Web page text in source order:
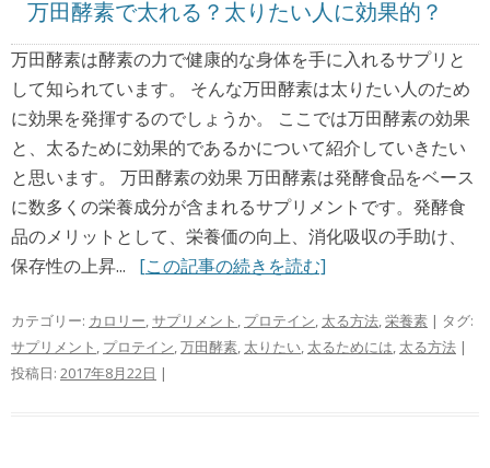
万田酵素で太れる？太りたい人に効果的？
万田酵素は酵素の力で健康的な身体を手に入れるサプリと
して知られています。 そんな万田酵素は太りたい人のため
に効果を発揮するのでしょうか。 ここでは万田酵素の効果
と、太るために効果的であるかについて紹介していきたい
と思います。 万田酵素の効果 万田酵素は発酵食品をベース
に数多くの栄養成分が含まれるサプリメントです。発酵食
品のメリットとして、栄養価の向上、消化吸収の手助け、
保存性の上昇... [この記事の続きを読む]
カテゴリー: カロリー サプリメント プロテイン 太る方法 栄養素 | タグ:
サプリメント プロテイン 万田酵素 太りたい 太るためには 太る方法 |
投稿日: 2017年8月22日 |